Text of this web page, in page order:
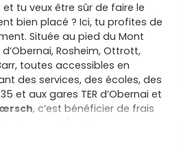
tu veux être sûr de faire le
bien placé ? Ici, tu profites de
Située au pied du Mont
Rosheim, Ottrott,
toutes accessibles en
des services, des écoles, des
et aux gares TER d’Obernai et
, c’est bénéficier de frais
décennale) et de
Que tu préfères